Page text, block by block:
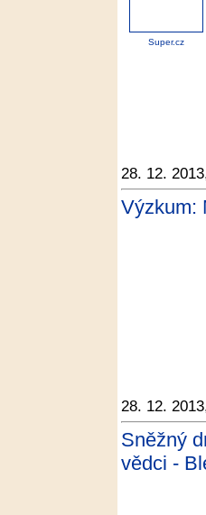
Super.cz
28. 12.
Výzkum:
28. 12.
Sněžný
vědci -